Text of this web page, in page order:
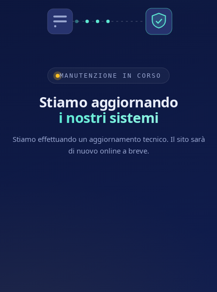
MANUTENZIONE IN CORSO
Stiamo aggiornando
i nostri sistemi
Stiamo effettuando un aggiornamento tecnico. Il sito sarà
di nuovo online a breve.